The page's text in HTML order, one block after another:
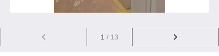
1 / 13